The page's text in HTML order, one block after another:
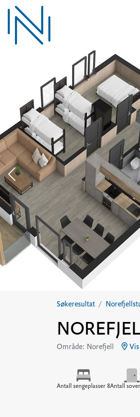
Søkeresultat
Område: Norefjell
Antall sengeplasser 8Antall